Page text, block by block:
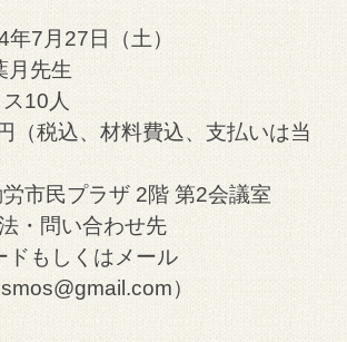
7月27日（土）
先生
10人
（税込、材料費込、支払いは当
市⺠プラザ 2階 第2会議室
・ 問い合わせ先
ドもしくはメール
）